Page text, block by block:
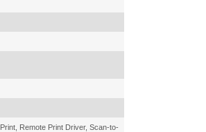
Remote Print Driver, Scan-to-